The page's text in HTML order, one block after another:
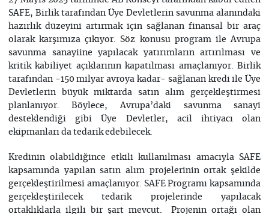
SAFE, Birlik tarafından Üye Devletlerin savunma alanındaki
hazırlık düzeyini artırmak için sağlanan finansal bir araç
olarak karşımıza çıkıyor. Söz konusu program ile Avrupa
savunma sanayiine yapılacak yatırımların artırılması ve
kritik kabiliyet açıklarının kapatılması amaçlanıyor. Birlik
tarafından -150 milyar avroya kadar- sağlanan kredi ile Üye
Devletlerin büyük miktarda satın alım gerçekleştirmesi
planlanıyor. Böylece, Avrupa’daki savunma sanayi
desteklendiği gibi Üye Devletler, acil ihtiyacı olan
ekipmanları da tedarik edebilecek.
Kredinin olabildiğince etkili kullanılması amacıyla SAFE
kapsamında yapılan satın alım projelerinin ortak şekilde
gerçekleştirilmesi amaçlanıyor. SAFE Programı kapsamında
gerçekleştirilecek tedarik projelerinde yapılacak
ortaklıklarla ilgili bir şart mevcut. Projenin ortağı olan